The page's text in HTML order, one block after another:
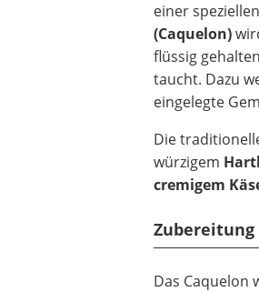
Beschriftungsgerät
Elektrische Pfeffermühle
Ferngesteuertes Auto
Beheizbare Handschuhe
einer speziellen
(Caquelon)
flüssig
taucht. Dazu
eingelegte
Die
würzigem
cremigem
Zubereitung
Das Caquelon